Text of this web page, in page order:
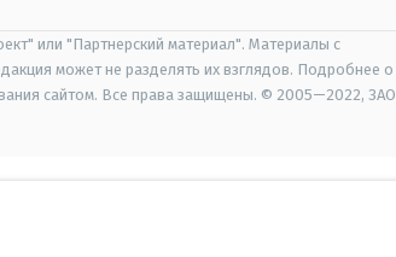
или "Партнерский материал". Материалы с
может не разделять их взглядов. Подробнее о
сайтом. Все права защищены. © 2005—2022, ЗАО